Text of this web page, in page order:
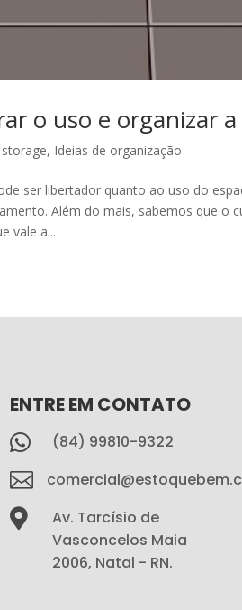
o uso e organizar
, Ideias de organização
ser libertador quanto ao uso do
Além do mais, sabemos que o
vale a...
ENTRE EM CONTATO
 (84) 99810-9322


Av. Tarcísio de
Vasconcelos Maia
2006, Natal - RN.